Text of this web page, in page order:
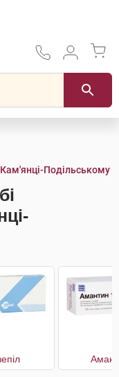
Подільському